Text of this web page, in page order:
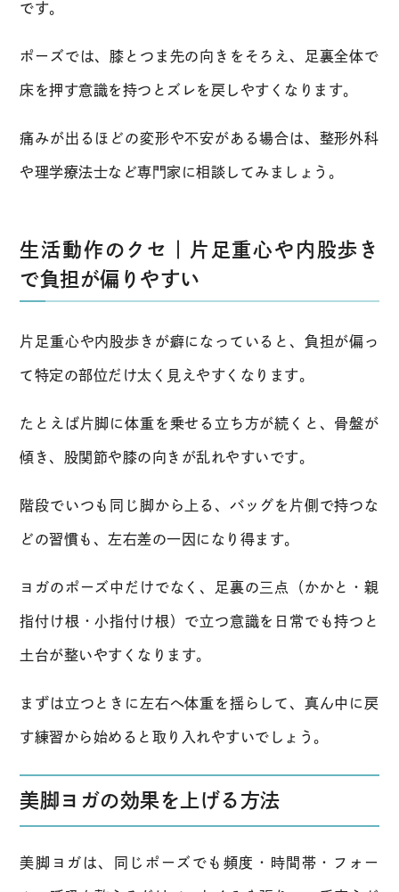
です。
ポーズでは、膝とつま先の向きをそろえ、足裏全体で
床を押す意識を持つとズレを戻しやすくなります。
痛みが出るほどの変形や不安がある場合は、整形外科
や理学療法士など専門家に相談してみましょう。
生活動作のクセ｜片足重心や内股歩き
で負担が偏りやすい
片足重心や内股歩きが癖になっていると、負担が偏っ
て特定の部位だけ太く見えやすくなります。
たとえば片脚に体重を乗せる立ち方が続くと、骨盤が
傾き、股関節や膝の向きが乱れやすいです。
階段でいつも同じ脚から上る、バッグを片側で持つな
どの習慣も、左右差の一因になり得ます。
ヨガのポーズ中だけでなく、足裏の三点（かかと・親
指付け根・小指付け根）で立つ意識を日常でも持つと
土台が整いやすくなります。
まずは立つときに左右へ体重を揺らして、真ん中に戻
す練習から始めると取り入れやすいでしょう。
美脚ヨガの効果を上げる方法
美脚ヨガは、同じポーズでも頻度・時間帯・フォー